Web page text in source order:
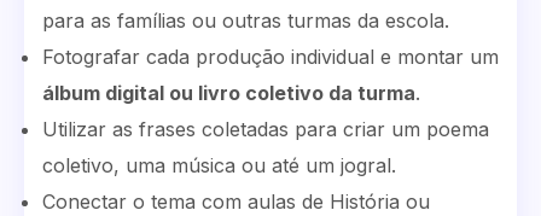
para as famílias ou outras turmas da escola.
Fotografar cada produção individual e montar um
álbum digital ou livro coletivo da turma.
Utilizar as frases coletadas para criar um poema
coletivo, uma música ou até um jogral.
Conectar o tema com aulas de História ou